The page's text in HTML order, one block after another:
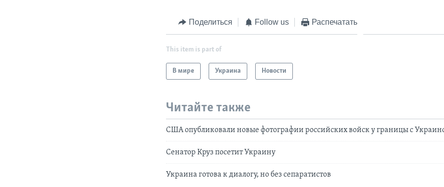
Поделиться Follow us Распечатать
This item is part of
В мире Украина Новости
Читайте также
США опубликовали новые фотографии российских войск у границы с
Сенатор Круз посетит Украину
Украина готова к диалогу, но без сепаратистов